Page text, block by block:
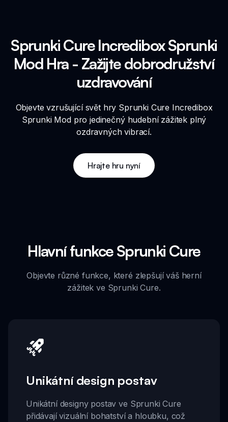
Sprunki Cure Incredibox Sprunki
Mod Hra - Zažijte dobrodružství
uzdravování
Objevte vzrušující svět hry Sprunki Cure Incredibox
Sprunki Mod pro jedinečný hudební zážitek plný
ozdravných vibrací.
Hrajte hru nyní
Hlavní funkce Sprunki Cure
Objevte různé funkce, které zlepšují váš herní
zážitek ve Sprunki Cure.
Unikátní design postav
Unikátní designy postav ve Sprunki Cure
přidávají vizuální bohatství a hloubku, což